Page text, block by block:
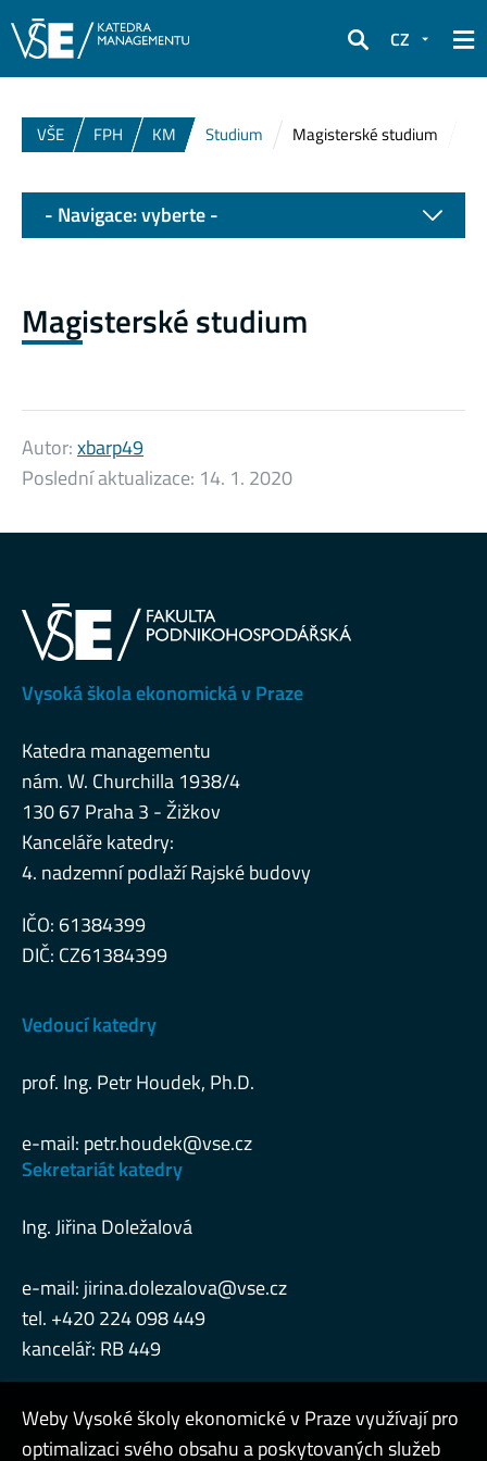
Hledat
CZ
VŠE FPH KM Studium Magisterské studium
Magisterské studium
Autor:xbarp49
Poslední aktualizace: 14. 1. 2020
- Navigace: vyberte -
Vysoká škola ekonomická v Praze
Katedra managementu
nám. W. Churchilla 1938/4
130 67 Praha 3 - Žižkov
Kanceláře katedry:
4. nadzemní podlaží Rajské budovy
IČO: 61384399
DIČ: CZ61384399
Vedoucí katedry
prof. Ing. Petr Houdek, Ph.D.
e-mail: petr.houdek@vse.cz
Sekretariát katedry
Ing. Jiřina Doležalová
e-mail: jirina.dolezalova@vse.cz
tel. +420 224 098 449
kancelář: RB 449
Konzultační hodiny
Weby Vysoké školy ekonomické v Praze využívají pro
optimalizaci svého obsahu a poskytovaných služeb